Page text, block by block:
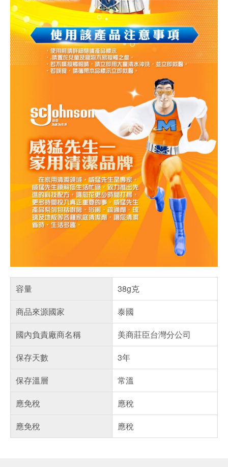
容量
38g克
商品來源國家
泰國
國內負責廠商名稱
美商莊臣台灣分公司
保存天數
3年
保存溫層
常溫
應免稅
應稅
應免稅
應稅